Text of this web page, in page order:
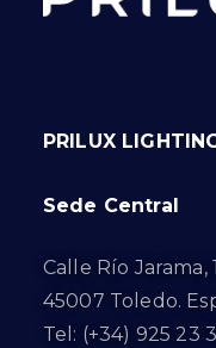
PRILUX
Sede Central
Calle Río Jarama,
45007 Toledo.
Tel: (+34) 925 23